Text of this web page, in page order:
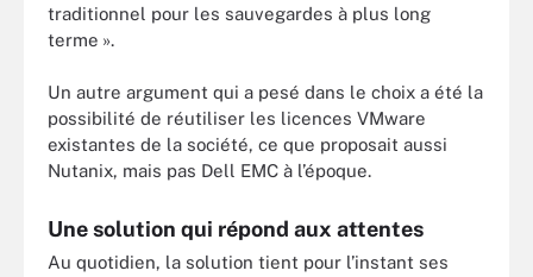
traditionnel pour les sauvegardes à plus long
terme ».
Un autre argument qui a pesé dans le choix a été la
possibilité de réutiliser les licences VMware
existantes de la société, ce que proposait aussi
Nutanix, mais pas Dell EMC à l’époque.
Une solution qui répond aux attentes
Au quotidien, la solution tient pour l’instant ses